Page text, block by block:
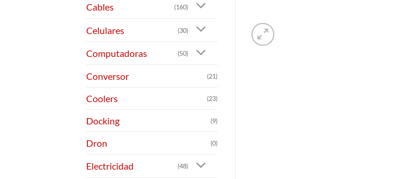
Cables (160)
Celulares (30)
Computadoras (50)
Conversor (21)
Coolers (23)
Docking (9)
Dron (0)
Electricidad (48)